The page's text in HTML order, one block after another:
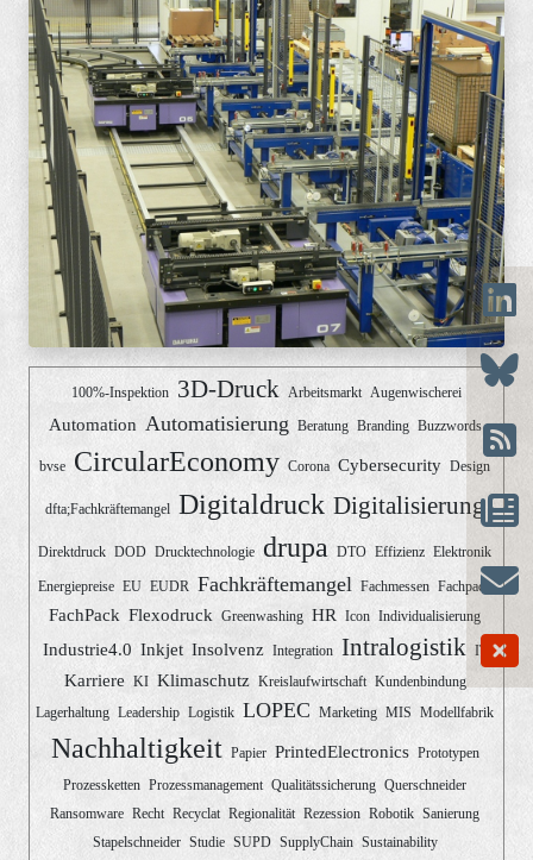
100%-Inspektion 3D-Druck Arbeitsmarkt Augenwischerei
Automation Automatisierung Beratung Branding Buzzwords
bvse CircularEconomy Corona Cybersecurity Design
dfta;Fachkräftemangel Digitaldruck Digitalisierung
Direktdruck DOD Drucktechnologie drupa DTO Effizienz Elektronik
Energiepreise EU EUDR Fachkräftemangel Fachmessen Fachpack
FachPack Flexodruck Greenwashing HR Icon Individualisierung
Industrie4.0 Inkjet Insolvenz Integration Intralogistik IT
Karriere KI Klimaschutz Kreislaufwirtschaft Kundenbindung
Lagerhaltung Leadership Logistik LOPEC Marketing MIS Modellfabrik
Nachhaltigkeit Papier PrintedElectronics Prototypen
Prozessketten Prozessmanagement Qualitätssicherung Querschneider
Ransomware Recht Recyclat Regionalität Rezession Robotik Sanierung
Stapelschneider Studie SUPD SupplyChain Sustainability